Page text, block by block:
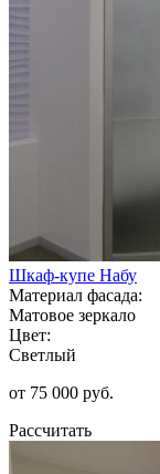
Шкаф-купе Набу
Материал фасада:
Матовое зеркало
Цвет:
Светлый
от 75 000 руб.
Рассчитать